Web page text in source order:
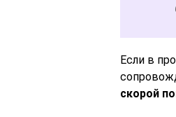
Если в
скорой